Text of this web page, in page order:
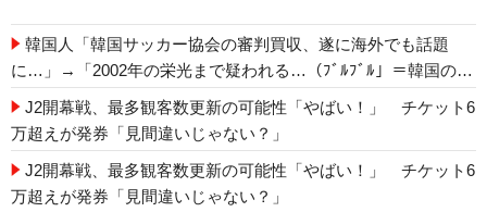
韓国人「韓国サッカー協会の審判買収、遂に海外でも話題
に…」→「2002年の栄光まで疑われる…（ﾌﾞﾙﾌﾞﾙ」＝韓国の反
応
J2開幕戦、最多観客数更新の可能性「やばい！」 チケット6
万超えが発券「見間違いじゃない？」
J2開幕戦、最多観客数更新の可能性「やばい！」 チケット6
万超えが発券「見間違いじゃない？」